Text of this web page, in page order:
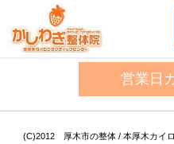
営業日
(C)2012 厚木市の整体 / 本厚木カイ